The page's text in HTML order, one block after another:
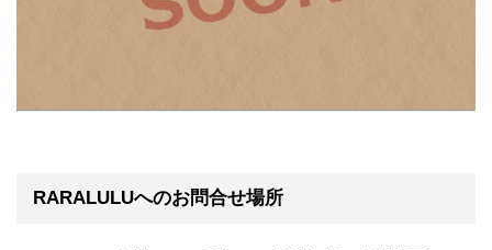
RARALULUへのお問合せ場所